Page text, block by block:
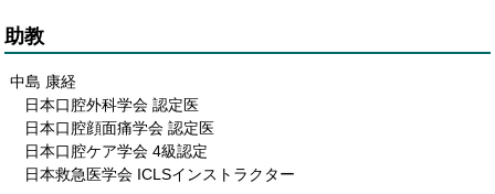
助教
中島 康経
日本口腔外科学会 認定医
日本口腔顔面痛学会 認定医
日本口腔ケア学会 4級認定
日本救急医学会 ICLSインストラクター